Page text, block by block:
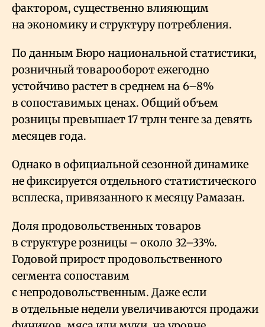
фактором, существенно влияющим
на экономику и структуру потребления.
По данным Бюро национальной статистики,
розничный товарооборот ежегодно
устойчиво растет в среднем на 6–8%
в сопоставимых ценах. Общий объем
розницы превышает 17 трлн тенге за девять
месяцев года.
Однако в официальной сезонной динамике
не фиксируется отдельного статистического
всплеска, привязанного к месяцу Рамазан.
Доля продовольственных товаров
в структуре розницы – около 32–33%.
Годовой прирост продовольственного
сегмента сопоставим
с непродовольственным. Даже если
в отдельные недели увеличиваются продажи